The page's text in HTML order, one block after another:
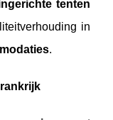
tenten
in
.